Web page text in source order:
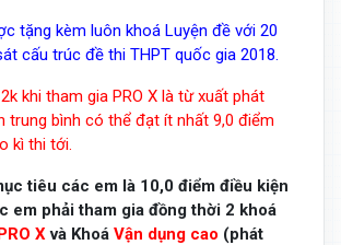
tặng kèm luôn khoá Luyện đề với 20
cấu trúc đề thi THPT quốc gia 2018.
khi tham gia PRO X là từ xuất phát
trung bình có thể đạt ít nhất 9,0 điểm
kì thi tới.
tiêu các em là 10,0 điểm điều kiện
em phải tham gia đồng thời 2 khoá
Xvà Khoá Vận dụng cao (phát